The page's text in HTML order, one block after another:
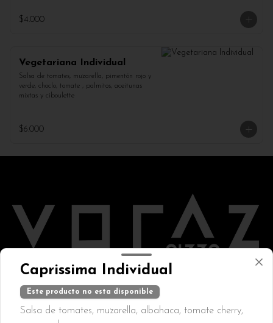
$4.000
Vegetariana Individual
Salsa de tomates, muzarella, pimentón rojo y
verde, choclo, tomate , palmitos, aceitunas
mixtas y ciboulette
$6.000
Términos y condiciones
Política de privacidad
Caprissima Individual
Este producto no esta disponible
Salsa de tomates, muzarella, albahaca, tomate cherry,